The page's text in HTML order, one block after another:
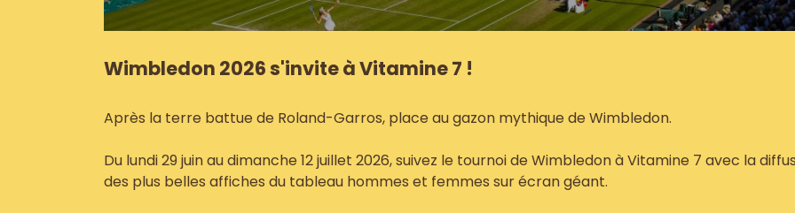
Wimbledon 2026 s'invite à Vitamine 7 !
Après la terre battue de Roland-Garros, place au gazon mythique de Wimbledon.
Du lundi 29 juin au dimanche 12 juillet 2026, suivez le tournoi de Wimbledon à Vitamine 7 avec la
des plus belles affiches du tableau hommes et femmes sur écran géant.